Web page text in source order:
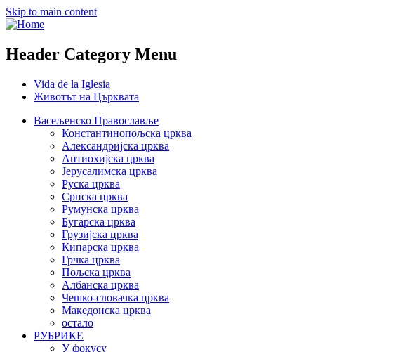
Skip to main content
Header Category Menu
Vida de la Iglesia
Животът на Църквата
Васељенско Православље
Константинопољска црква
Александријска црква
Антиохијска црква
Јерусалимска црква
Руска црква
Српска црква
Румунска црква
Бугарска црква
Грузијска црква
Кипарска црква
Грчка црква
Пољска црква
Албанска црква
Чешко-словачка црква
Македонска црква
остало
РУБРИКЕ
У фокусу